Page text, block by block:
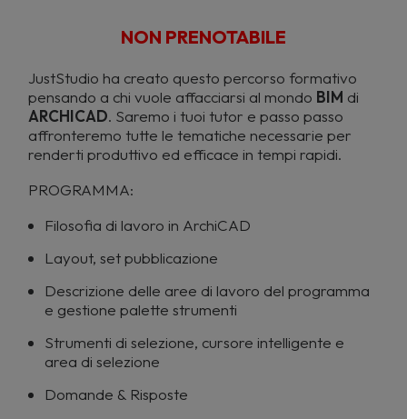
NON PRENOTABILE
JustStudio ha creato questo percorso formativo
pensando a chi vuole affacciarsi al mondo BIM di
ARCHICAD. Saremo i tuoi tutor e passo passo
affronteremo tutte le tematiche necessarie per
renderti produttivo ed efficace in tempi rapidi.
PROGRAMMA:
Filosofia di lavoro in ArchiCAD
Layout, set pubblicazione
Descrizione delle aree di lavoro del programma
e gestione palette strumenti
Strumenti di selezione, cursore intelligente e
area di selezione
Domande & Risposte